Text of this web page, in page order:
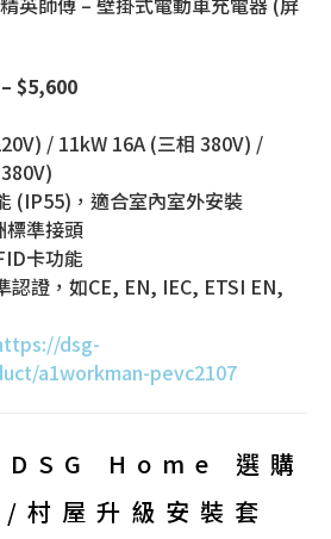
$5,600
/ 11kW 16A (三相 380V) /
(IP55)，適合室內室外安裝
準接頭
卡功能
認證，如CE, EN, IEC, ETSI EN,
dsg-
a1workman-pevc2107
DSG Home 選購
村屋升級安裝套